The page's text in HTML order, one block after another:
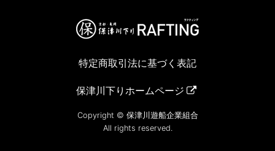
特定商取引法に基づく表記
保津川下りホームページ
Copyright © 保津川遊船企業組合
All rights reserved.